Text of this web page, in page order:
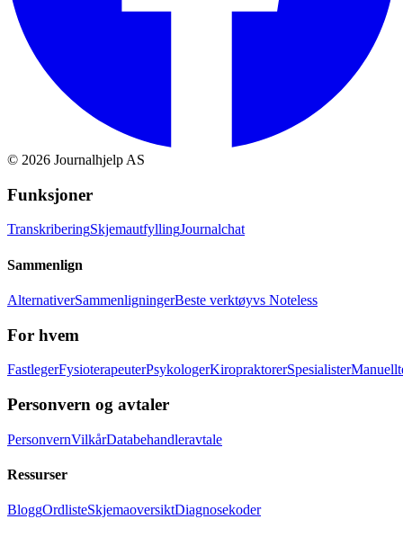
© 2026 Journalhjelp AS
Funksjoner
TranskriberingSkjemautfyllingJournalchat
Sammenlign
AlternativerSammenligningerBeste verktøyvs Noteless
For hvem
FastlegerFysioterapeuterPsykologerKiropraktorerSpesialister
Personvern og avtaler
PersonvernVilkårDatabehandleravtale
Ressurser
BloggOrdlisteSkjemaoversiktDiagnosekoder